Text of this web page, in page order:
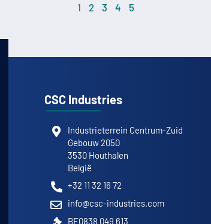
1 2 3 4 5
CSC Industries
Industrieterrein Centrum-Zuid
Gebouw 2050
3530 Houthalen
België
+32 11 32 16 72
info@csc-industries.com
BE0838 049 613